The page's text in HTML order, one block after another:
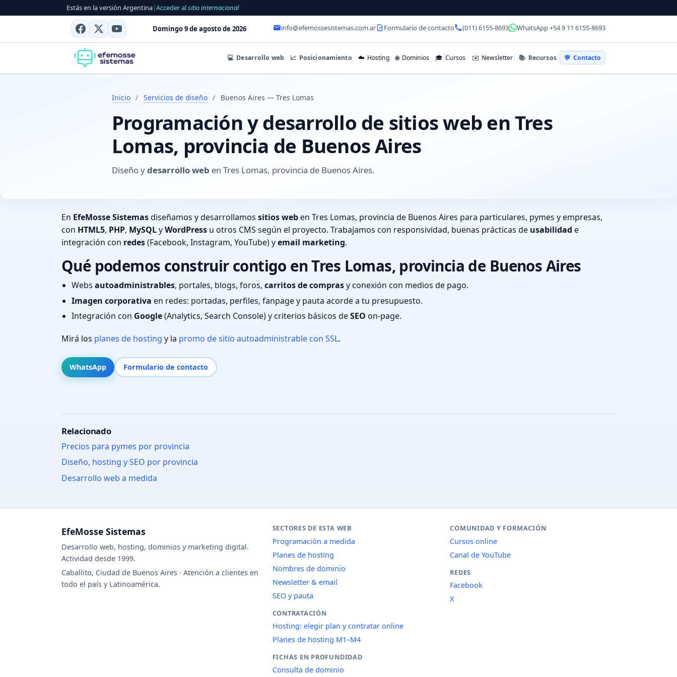
Estás en la versión Argentina|Acceder alsitio internacional
Domingo 9 de agosto de 2026 info@efemossesistemas.com.ar Formulario de contacto (011) 6155-8693 WhatsApp +54 9 11 6155-8693
💻 Desarrollo web 📈 Posicionamiento ☁️ Hosting 🌐 Dominios 🎓 Cursos ✉️ Newsletter 📚 Recursos 💬 Contacto
Inicio / Servicios de diseño / Buenos Aires — Tres Lomas
Programación y desarrollo de sitios web en Tres
Lomas, provincia de Buenos Aires
Diseño ydesarrollo web en Tres Lomas, provincia de Buenos Aires.
En EfeMosse Sistemasdiseñamos y desarrollamos sitios weben Tres Lomas, provincia de Buenos Aires para particulares, pymes y empresas,
con HTML5, PHP, MySQLyWordPress u otros CMS según el proyecto. Trabajamos con responsividad, buenas prácticas de usabilidad e
integración con redes(Facebook, Instagram, YouTube) yemail marketing.
Qué podemos construir contigo en Tres Lomas, provincia de Buenos Aires
Webs autoadministrables, portales, blogs, foros, carritos de comprasy conexión con medios de pago.
Imagen corporativa en redes: portadas, perfiles, fanpage y pauta acorde a tu presupuesto.
Integración con Google(Analytics, Search Console) y criterios básicos deSEO on-page.
Mirá los planes de hosting y la promo de sitio autoadministrable con SSL.
WhatsApp Formulario de contacto
Relacionado
Precios para pymes por provincia
Diseño, hosting y SEO por provincia
Desarrollo web a medida
EfeMosse Sistemas
Desarrollo web, hosting, dominios y marketing digital.
Actividad desde 1999.
Caballito, Ciudad de Buenos Aires · Atención a clientes en
todo el país y Latinoamérica.
SECTORES DE ESTA WEB
Programación a medida
Planes de hosting
Nombres de dominio
Newsletter & email
SEO y pauta
CONTRATACIÓN
Hosting: elegir plan y contratar online
Planes de hosting M1–M4
FICHAS EN PROFUNDIDAD
Consulta de dominio
COMUNIDAD Y FORMACIÓN
Cursos online
Canal de YouTube
REDES
Facebook
X